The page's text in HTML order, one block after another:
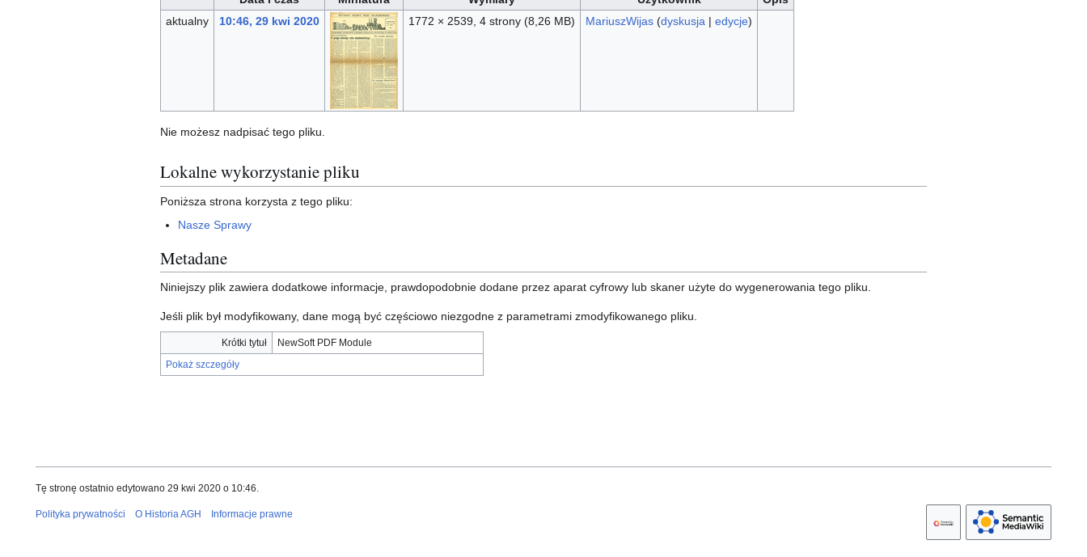
aktualny
10:46, 29 kwi 2020 1772 × 2539, 4 strony (8,26 MB) MariuszWijas (dyskusja | edycje)
Nie możesz nadpisać tego pliku.
Lokalne wykorzystanie pliku
Poniższa strona korzysta z tego pliku:
Nasze Sprawy
Metadane
Niniejszy plik zawiera dodatkowe informacje, prawdopodobnie dodane przez aparat cyfrowy lub skaner użyte do wygenerowania tego pliku.
Jeśli plik był modyfikowany, dane mogą być częściowo niezgodne z parametrami zmodyfikowanego pliku.
Krótki tytuł
NewSoft PDF Module
Pokaż szczegóły
Tę stronę ostatnio edytowano 29 kwi 2020 o 10:46.
Polityka prywatności O Historia AGH Informacje prawne